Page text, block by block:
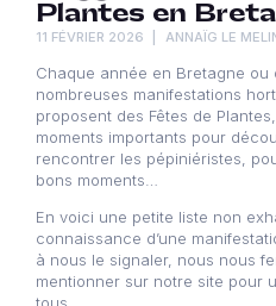
Plantes en
11 FÉVRIER 2026 ANNAÏG LE
Chaque année en Bretagne ou
nombreuses manifestations
proposent des Fêtes de
moments importants pour
rencontrer les pépiniéristes,
bons moments…
En voici une petite liste non
connaissance d’une
à nous le signaler, nous nous
mentionner sur notre site pour
tous.